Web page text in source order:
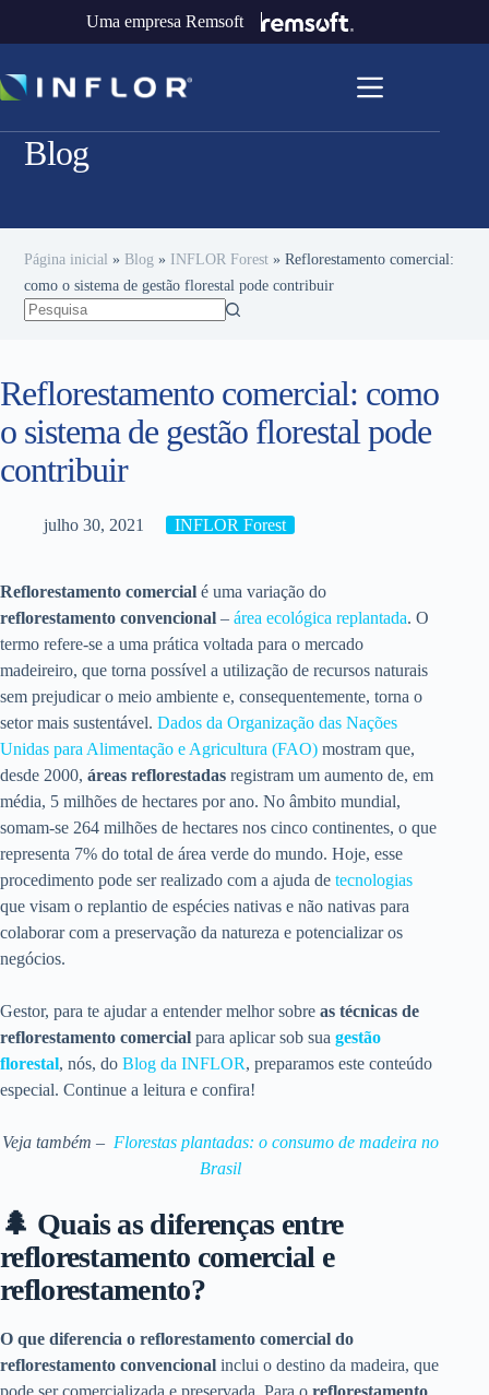
Uma empresa Remsoft
Blog
Página inicial » Blog » INFLOR Forest »Reflorestamento comercial:
como o sistema de gestão florestal pode contribuir
Reflorestamento comercial: como
o sistema de gestão florestal pode
contribuir
julho 30, 2021 INFLOR Forest
Reflorestamento comercial é uma variação do
reflorestamento convencional – área ecológica replantada. O
termo refere-se a uma prática voltada para o mercado
madeireiro, que torna possível a utilização de recursos naturais
sem prejudicar o meio ambiente e, consequentemente, torna o
setor mais sustentável. Dados da Organização das Nações
Unidas para Alimentação e Agricultura (FAO) mostram que,
desde 2000, áreas reflorestadas registram um aumento de, em
média, 5 milhões de hectares por ano. No âmbito mundial,
somam-se 264 milhões de hectares nos cinco continentes, o que
representa 7% do total de área verde do mundo. Hoje, esse
procedimento pode ser realizado com a ajuda de tecnologias
que visam o replantio de espécies nativas e não nativas para
colaborar com a preservação da natureza e potencializar os
negócios.
Gestor, para te ajudar a entender melhor sobre as técnicas de
reflorestamento comercial para aplicar sob sua gestão
florestal, nós, do Blog da INFLOR, preparamos este conteúdo
especial. Continue a leitura e confira!
Veja também – Florestas plantadas: o consumo de madeira no
Brasil
🌲 Quais as diferenças entre
reflorestamento comercial e
reflorestamento?
O que diferencia o reflorestamento comercial do
reflorestamento convencional inclui o destino da madeira, que